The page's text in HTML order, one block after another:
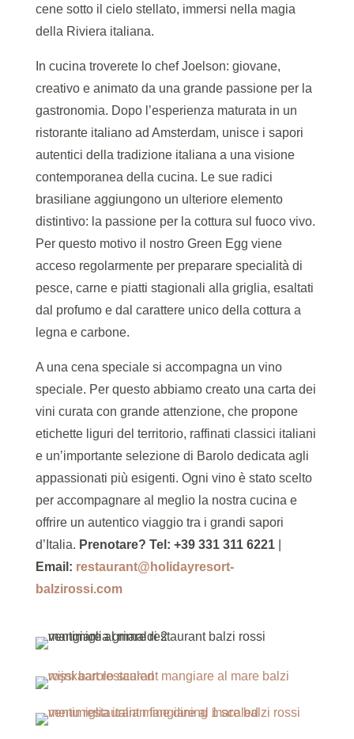
cene sotto il cielo stellato, immersi nella magia
della Riviera italiana.
In cucina troverete lo chef Joelson: giovane,
creativo e animato da una grande passione per la
gastronomia. Dopo l’esperienza maturata in un
ristorante italiano ad Amsterdam, unisce i sapori
autentici della tradizione italiana a una visione
contemporanea della cucina. Le sue radici
brasiliane aggiungono un ulteriore elemento
distintivo: la passione per la cottura sul fuoco vivo.
Per questo motivo il nostro Green Egg viene
acceso regolarmente per preparare specialità di
pesce, carne e piatti stagionali alla griglia, esaltati
dal profumo e dal carattere unico della cottura a
legna e carbone.
A una cena speciale si accompagna un vino
speciale. Per questo abbiamo creato una carta dei
vini curata con grande attenzione, che propone
etichette liguri del territorio, raffinati classici italiani
e un’importante selezione di Barolo dedicata agli
appassionati più esigenti. Ogni vino è stato scelto
per accompagnare al meglio la nostra cucina e
offrire un autentico viaggio tra i grandi sapori
d’Italia. Prenotare? Tel: +39 331 311 6221|
Email: restaurant@holidayresort-
balzirossi.com